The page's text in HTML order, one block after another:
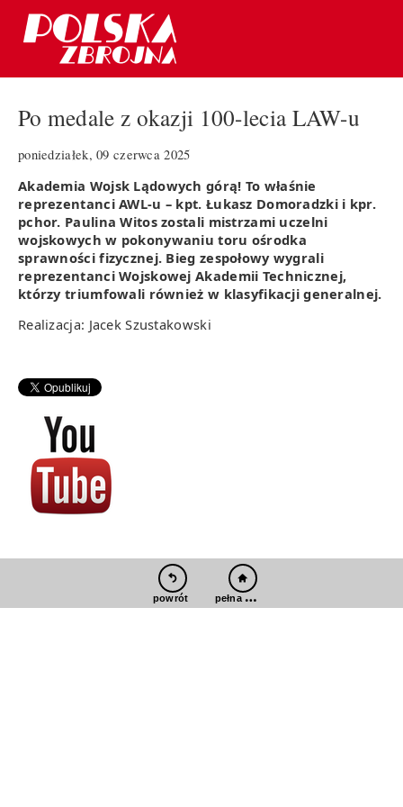
Po medale z okazji 100-lecia LAW-u
poniedziałek, 09 czerwca 2025
Akademia Wojsk Lądowych górą! To właśnie
reprezentanci AWL-u – kpt. Łukasz Domoradzki i kpr.
pchor. Paulina Witos zostali mistrzami uczelni
wojskowych w pokonywaniu toru ośrodka
sprawności fizycznej. Bieg zespołowy wygrali
reprezentanci Wojskowej Akademii Technicznej,
którzy triumfowali również w klasyfikacji generalnej.
Realizacja: Jacek Szustakowski
powrót pełna wersja